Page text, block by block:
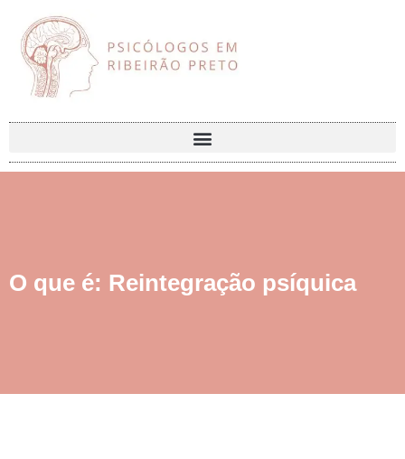
O que é: Reintegração psíquica